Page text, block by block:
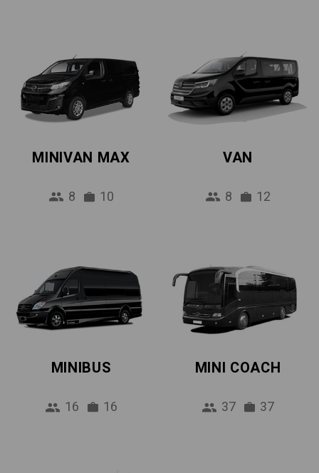
MINIVAN MAX
8 10
VAN
8 12
MINIBUS
16 16
MINI COACH
37 37